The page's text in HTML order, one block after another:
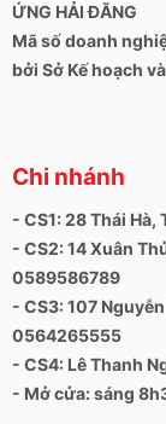
ỨNG HẢI ĐĂNG
Mã số doanh
bởi Sở Kế hoạch
Chi nhánh
- CS1: 28 Thái
- CS2: 14 Xuân
0589586789
- CS3: 107
0564265555
- CS4: Lê Thanh
- Mở cửa: sáng